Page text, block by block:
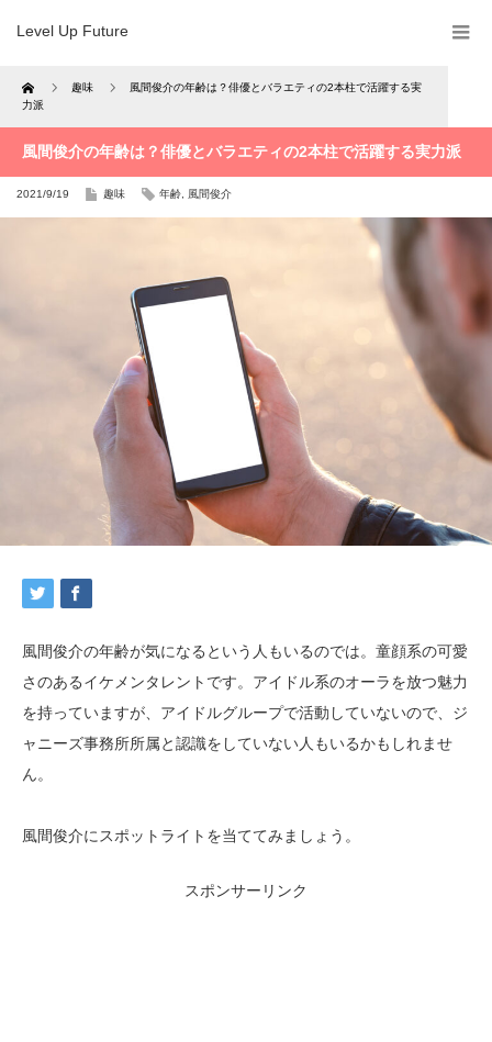
Level Up Future
Home 趣味
風間俊介の年齢は？俳優とバラエティの2本柱で活躍する実
力派
風間俊介の年齢は？俳優とバラエティの2本柱で活躍する実力派
2021/9/19 趣味 年齢 風間俊介
風間俊介の年齢が気になるという人もいるのでは。童顔系の可愛
さのあるイケメンタレントです。アイドル系のオーラを放つ魅力
を持っていますが、アイドルグループで活動していないので、ジ
ャニーズ事務所所属と認識をしていない人もいるかもしれませ
ん。
風間俊介にスポットライトを当ててみましょう。
スポンサーリンク